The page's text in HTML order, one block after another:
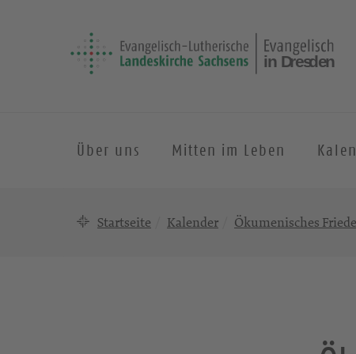
Über uns Mitten im Leben
Startseite Kalender Ökumenisches